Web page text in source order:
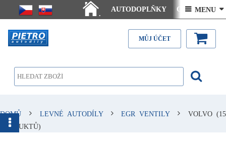
.
AUTODOPLŇKY Ceny doručení
Články - návody Kontakt
 MENU 
MŮJ ÚČET
DOMŮ LEVNÉ AUTODÍLY EGR VENTILY VOLVO (15
PRODUKTŮ)